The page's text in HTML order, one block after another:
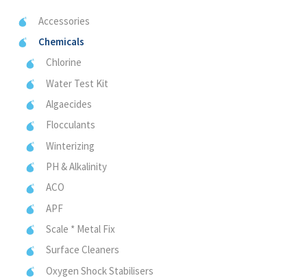
Accessories
Chemicals
Chlorine
Water Test Kit
Algaecides
Flocculants
Winterizing
PH & Alkalinity
ACO
APF
Scale * Metal Fix
Surface Cleaners
Oxygen Shock Stabilisers